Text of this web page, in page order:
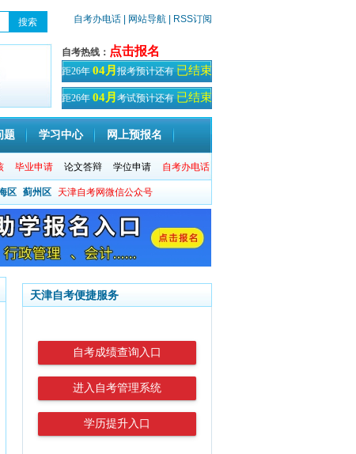
自考办电话 | 网站导航 | RSS订阅
自考热线： 点击报名
距26年 04月 报考预计还有 已结束
天！
距26年 04月 考试预计还有 已结束
天
题 学习中心 网上预报名
毕业申请 论文答辩 学位申请 自考办电话
区 蓟州区 天津自考网微信公众号
天津自考便捷服务
自考成绩查询入口
进入自考管理系统
学历提升入口